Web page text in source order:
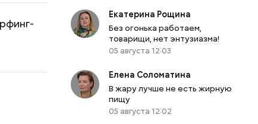
Екатерина Рощина
Без огонька работаем,
товарищи, нет энтузиазма!
05 августа 12:03
Елена Соломатина
В жару лучше не есть жирную
пищу
05 августа 12:02